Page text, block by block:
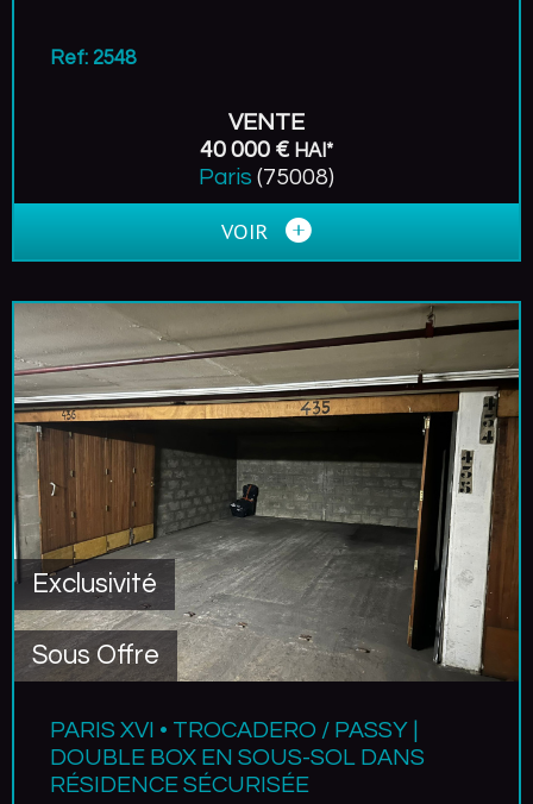
Ref: 2548
VENTE
40 000 € HAI*
Paris (75008)
VOIR
Sous Offre
Exclusivité
PARIS XVI • TROCADERO / PASSY |
DOUBLE BOX EN SOUS-SOL DANS
RÉSIDENCE SÉCURISÉE